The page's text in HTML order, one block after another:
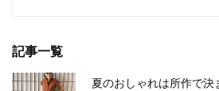
記事一覧
夏のおしゃれは所作で